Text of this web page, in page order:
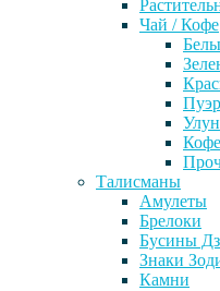
Чай / Кофе
Пуэр
Улун
Кофе
Талисманы
Амулеты
Брелоки
Бусины
Знаки
Камни